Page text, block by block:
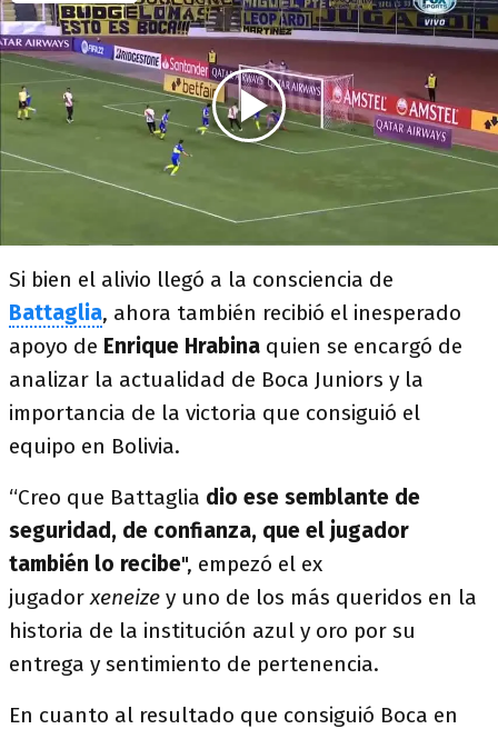
Si bien el alivio llegó a la consciencia de
Battaglia, ahora también recibió el inesperado
apoyo de Enrique Hrabina quien se encargó de
analizar la actualidad de Boca Juniors y la
importancia de la victoria que consiguió el
equipo en Bolivia.
“Creo que Battaglia dio ese semblante de
seguridad, de confianza, que el jugador
también lo recibe", empezó el ex
jugadorxeneize y uno de los más queridos en la
historia de la institución azul y oro por su
entrega y sentimiento de pertenencia.
En cuanto al resultado que consiguió Boca en